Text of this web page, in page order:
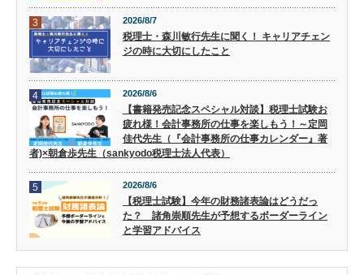
3 2026/8/7
税理士・森川敏行先生に聞く！ キャリアチェン
ジの時に大切にしたこと
4 2026/8/6
【書籍発売記念スペシャル対談】税理士試験お
疲れ様！会計事務所の仕事を楽しもう！～定岡
佳代先生（『会計事務所の仕事カレンダー』著
者)×朝倉歩先生（sankyodo税理士法人代表）
5 2026/8/6
【税理士試験】今年の財務諸表論はどうだっ
た？ 諸角崇順先生が予想するボーダーライン
と学習アドバイス